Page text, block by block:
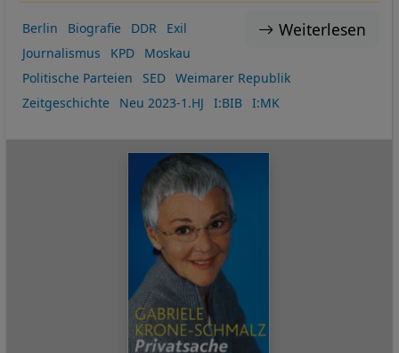
Weiterlesen
Berlin Biografie DDR
Exil
Journalismus
KPD
Moskau
Politische Parteien
SED
Weimarer Republik
Zeitgeschichte
Neu 2023-1.HJ I:BIB I:MK